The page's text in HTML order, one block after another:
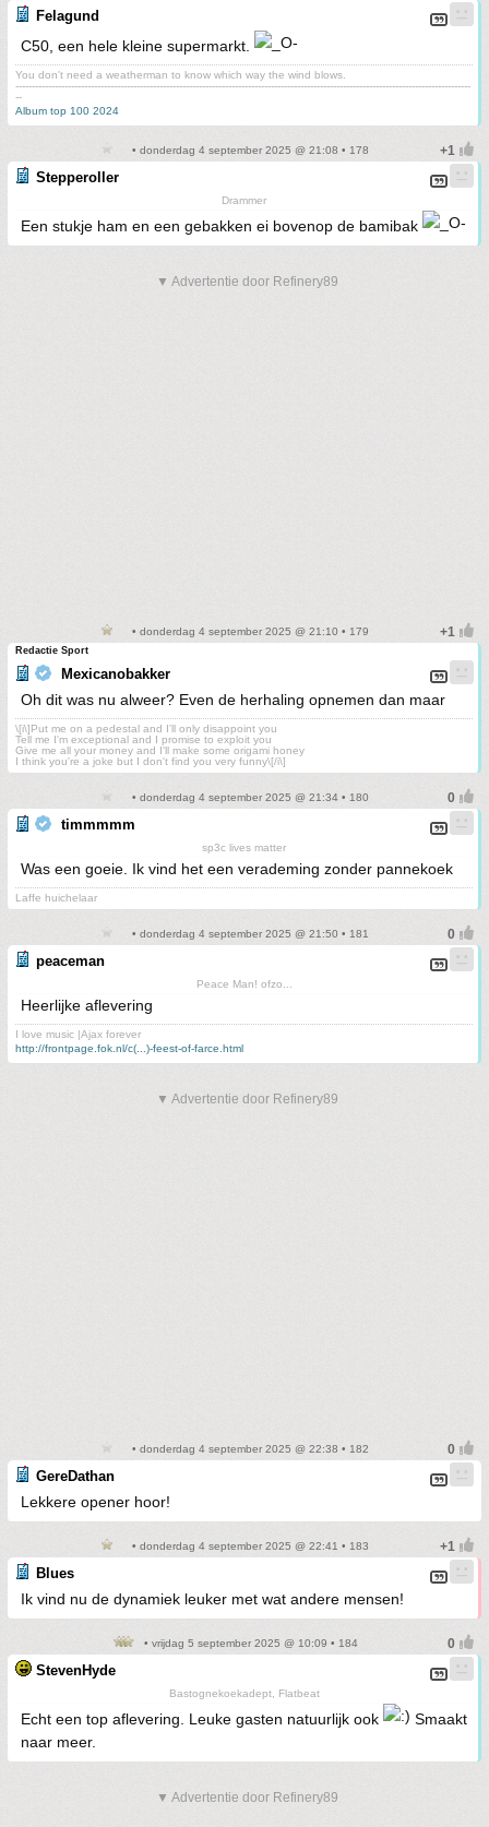
Felagund
C50, een hele kleine supermarkt.
You don't need a weatherman to know which way the wind blows.
-------------------------------------------------------------------------------------------------------------------------------------------
--
Album top 100 2024
• donderdag 4 september 2025 @ 21:08 • 178
Stepperoller
Drammer
Een stukje ham en een gebakken ei bovenop de bamibak
▼ Advertentie door Refinery89
• donderdag 4 september 2025 @ 21:10 • 179
Redactie Sport
Mexicanobakker
Oh dit was nu alweer? Even de herhaling opnemen dan maar
\[i\]Put me on a pedestal and I'll only disappoint you
Tell me I'm exceptional and I promise to exploit you
Give me all your money and I'll make some origami honey
I think you're a joke but I don't find you very funny\[/i\]
• donderdag 4 september 2025 @ 21:34 • 180
timmmmm
sp3c lives matter
Was een goeie. Ik vind het een verademing zonder pannekoek
Laffe huichelaar
• donderdag 4 september 2025 @ 21:50 • 181
peaceman
Peace Man! ofzo...
Heerlijke aflevering
I love music |Ajax forever
http://frontpage.fok.nl/c(...)-feest-of-farce.html
▼ Advertentie door Refinery89
• donderdag 4 september 2025 @ 22:38 • 182
GereDathan
Lekkere opener hoor!
• donderdag 4 september 2025 @ 22:41 • 183
Blues
Ik vind nu de dynamiek leuker met wat andere mensen!
• vrijdag 5 september 2025 @ 10:09 • 184
StevenHyde
Bastognekoekadept, Flatbeat
Echt een top aflevering. Leuke gasten natuurlijk ook
Smaakt
naar meer.
▼ Advertentie door Refinery89